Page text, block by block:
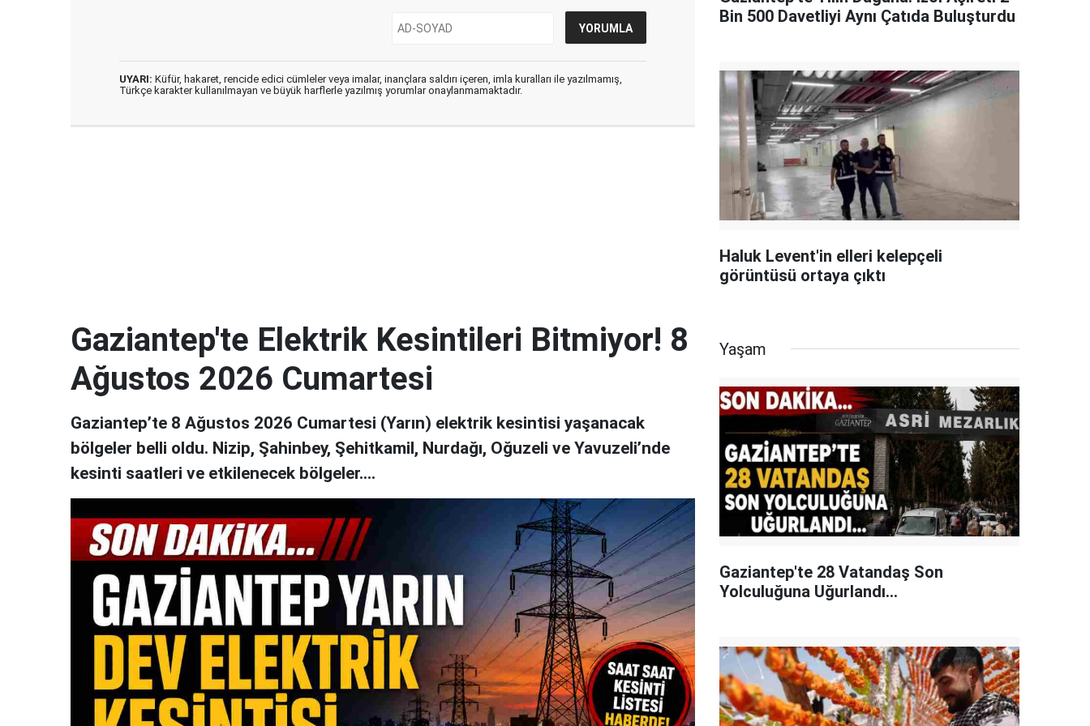
UYARI: Küfür, hakaret, rencide edici cümleler veya imalar, inançlara saldırı içeren, imla kuralları ile yazılmamış,
Türkçe karakter kullanılmayan ve büyük harflerle yazılmış yorumlar onaylanmamaktadır.
Bin 500 Davetliyi Aynı Çatıda Buluşturdu
Haluk Levent'in elleri kelepçeli
görüntüsü ortaya çıktı
Gaziantep'te Elektrik Kesintileri Bitmiyor! 8
Ağustos 2026 Cumartesi
Gaziantep’te 8 Ağustos 2026 Cumartesi (Yarın) elektrik kesintisi yaşanacak
bölgeler belli oldu. Nizip, Şahinbey, Şehitkamil, Nurdağı, Oğuzeli ve Yavuzeli’nde
kesinti saatleri ve etkilenecek bölgeler....
Yaşam
Gaziantep'te 28 Vatandaş Son
Yolculuğuna Uğurlandı...